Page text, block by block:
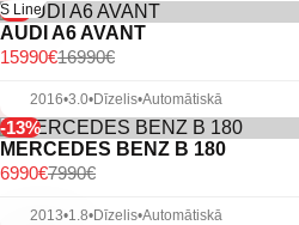
-6%
S Line
AUDI A6 AVANT
16990€
15990€
2016•3.0•Dīzelis•Automātiskā
-13%
MERCEDES BENZ B 180
7990€
6990€
2013•1.8•Dīzelis•Automātiskā